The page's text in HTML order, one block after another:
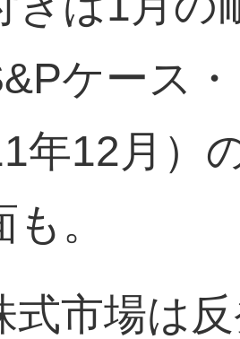
ケース
年12月）
。
式市場は